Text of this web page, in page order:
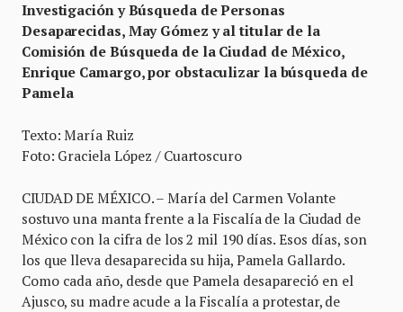
Investigación y Búsqueda de Personas
Desaparecidas, May Gómez y al titular de la
Comisión de Búsqueda de la Ciudad de México,
Enrique Camargo, por obstaculizar la búsqueda de
Pamela
Texto: María Ruiz
Foto: Graciela López / Cuartoscuro
CIUDAD DE MÉXICO. – María del Carmen Volante
sostuvo una manta frente a la Fiscalía de la Ciudad de
México con la cifra de los 2 mil 190 días. Esos días, son
los que lleva desaparecida su hija, Pamela Gallardo.
Como cada año, desde que Pamela desapareció en el
Ajusco, su madre acude a la Fiscalía a protestar, de